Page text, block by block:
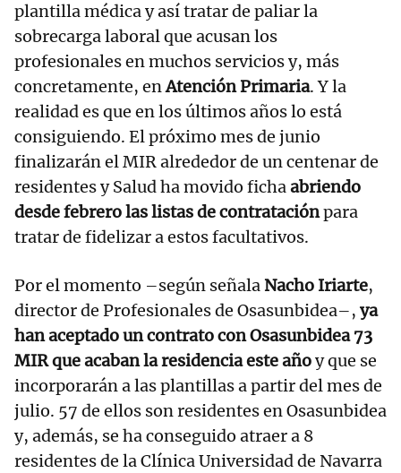
plantilla médica y así tratar de paliar la
sobrecarga laboral que acusan los
profesionales en muchos servicios y, más
concretamente, enAtención Primaria. Y la
realidad es que en los últimos años lo está
consiguiendo. El próximo mes de junio
finalizarán el MIR alrededor de un centenar de
residentes y Salud ha movido fichaabriendo
desde febrero las listas de contrataciónpara
tratar de fidelizar a estos facultativos.
Por el momento –según señala Nacho Iriarte,
director de Profesionales de Osasunbidea–, ya
han aceptado un contrato con Osasunbidea 73
MIR que acaban la residencia este añoy que se
incorporarán a las plantillas a partir del mes de
julio. 57 de ellos son residentes en Osasunbidea
y, además, se ha conseguido atraer a 8
residentes de la Clínica Universidad de Navarra